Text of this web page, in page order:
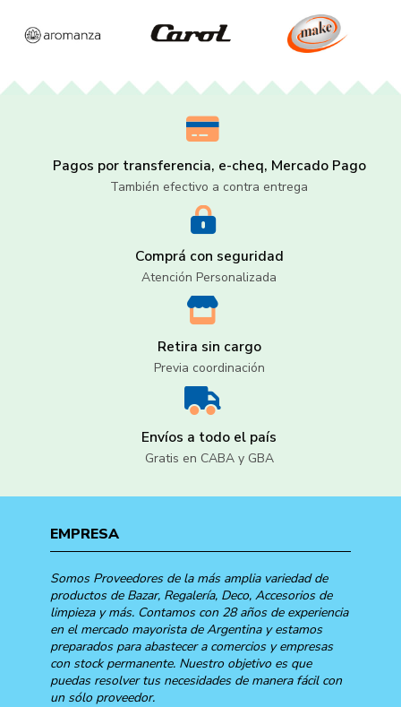
Pagos por transferencia, e-cheq, Mercado Pago
También efectivo a contra entrega
Comprá con seguridad
Atención Personalizada
Retira sin cargo
Previa coordinación
Envíos a todo el país
Gratis en CABA y GBA
EMPRESA
Somos Proveedores de la más amplia variedad de
productos de Bazar, Regalería, Deco, Accesorios de
limpieza y más. Contamos con 28 años de experiencia
en el mercado mayorista de Argentina y estamos
preparados para abastecer a comercios y empresas
con stock permanente. Nuestro objetivo es que
puedas resolver tus necesidades de manera fácil con
un sólo proveedor.